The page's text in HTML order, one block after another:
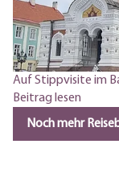
Auf Stippvisite im
Beitrag lesen
Noch mehr